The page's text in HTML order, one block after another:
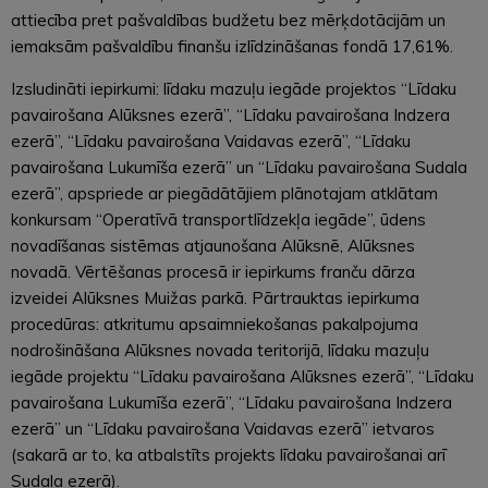
attiecība pret pašvaldības budžetu bez mērķdotācijām un
iemaksām pašvaldību finanšu izlīdzināšanas fondā 17,61%.
Izsludināti iepirkumi: līdaku mazuļu iegāde projektos “Līdaku
pavairošana Alūksnes ezerā”, “Līdaku pavairošana Indzera
ezerā”, “Līdaku pavairošana Vaidavas ezerā”, “Līdaku
pavairošana Lukumīša ezerā” un “Līdaku pavairošana Sudala
ezerā”, apspriede ar piegādātājiem plānotajam atklātam
konkursam “Operatīvā transportlīdzekļa iegāde”, ūdens
novadīšanas sistēmas atjaunošana Alūksnē, Alūksnes
novadā. Vērtēšanas procesā ir iepirkums franču dārza
izveidei Alūksnes Muižas parkā. Pārtrauktas iepirkuma
procedūras: atkritumu apsaimniekošanas pakalpojuma
nodrošināšana Alūksnes novada teritorijā, līdaku mazuļu
iegāde projektu “Līdaku pavairošana Alūksnes ezerā”, “Līdaku
pavairošana Lukumīša ezerā”, “Līdaku pavairošana Indzera
ezerā” un “Līdaku pavairošana Vaidavas ezerā” ietvaros
(sakarā ar to, ka atbalstīts projekts līdaku pavairošanai arī
Sudala ezerā).